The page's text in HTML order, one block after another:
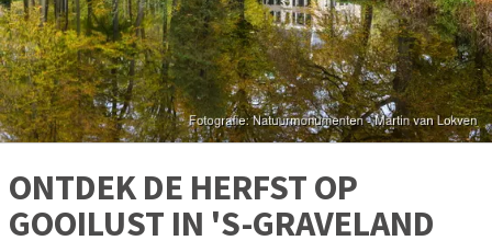
ONTDEK DE HERFST OP
GOOILUST IN 'S-GRAVELAND